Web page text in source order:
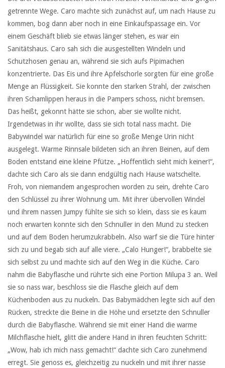
getrennte Wege. Caro machte sich zunächst auf, um nach Hause zu
kommen, bog dann aber noch in eine Einkaufspassage ein. Vor
einem Geschäft blieb sie etwas länger stehen, es war ein
Sanitätshaus. Caro sah sich die ausgestellten Windeln und
Schutzhosen genau an, während sie sich aufs Pipimachen
konzentrierte. Das Eis und ihre Apfelschorle sorgten für eine große
Menge an Flüssigkeit. Sie konnte den starken Strahl, der zwischen
ihren Schamlippen heraus in die Pampers schoss, nicht bremsen.
Das heißt, gekonnt hätte sie schon, aber sie wollte nicht.
Irgendetwas in ihr wollte, dass sie sich total nass macht. Die
Babywindel war natürlich für eine so große Menge Urin nicht
ausgelegt. Warme Rinnsale bildeten sich an ihren Beinen, auf dem
Boden entstand eine kleine Pfütze. „Hoffentlich sieht mich keiner!“,
dachte sich Caro als sie dann endgültig nach Hause watschelte.
Froh, von niemandem angesprochen worden zu sein, drehte Caro
den Schlüssel zu ihrer Wohnung um. Mit ihrer übervollen Windel
und ihrem nassen Jumpy fühlte sie sich so klein, dass sie es kaum
noch erwarten konnte sich den Schnuller in den Mund zu stecken
und auf dem Boden herumzukrabbeln. Also warf sie die Türe hinter
sich zu und begab sich auf alle viere. „Calo Hunger!“, brabbelte sie
sich selbst zu und machte sich auf den Weg in die Küche. Caro
nahm die Babyflasche und rührte sich eine Portion Milupa 3 an. Weil
sie so nass war, beschloss sie die Flasche gleich auf dem
Küchenboden aus zu nuckeln. Das Babymädchen legte sich auf den
Rücken, streckte die Beine in die Höhe und ersetzte den Schnuller
durch die Babyflasche. Während sie mit einer Hand die warme
Milchflasche hielt, glitt die andere Hand in ihren feuchten Schritt:
„Wow, hab ich mich nass gemacht!“ dachte sich Caro zunehmend
erregt. Sie genoss es, gleichzeitig zu nuckeln und mit ihrer nasse